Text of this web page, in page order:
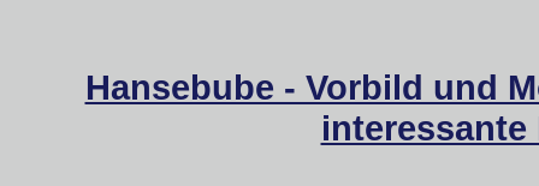
Hansebube - Vorbild und